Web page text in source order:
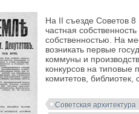
На II съезде Советов 8
частная
собственностью. На
возникать первые
коммуны и
конкурсов на типовые
комитетов, библиотек,
Советская архитектура